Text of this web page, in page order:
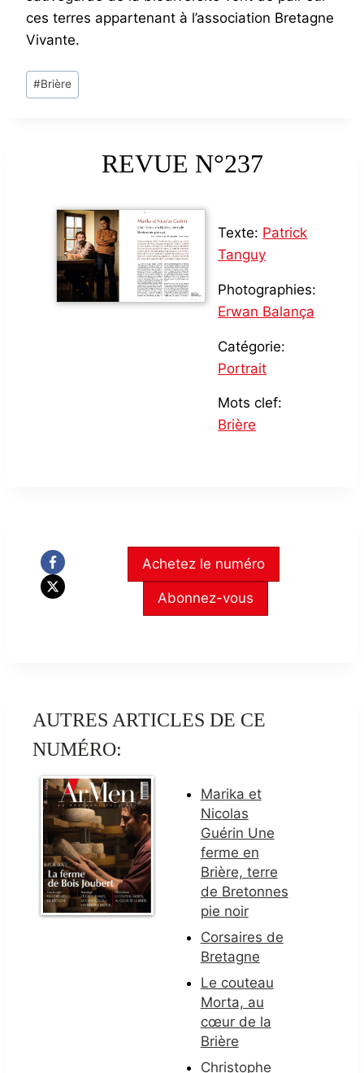
ces terres appartenant à l’association Bretagne
Vivante.
Post
Tags:
#Brière
REVUE N°237
Texte: Patrick
Tanguy
Photographies:
Erwan Balança
Catégorie:
Portrait
Mots clef:
Brière
Achetez le numéro
Abonnez-vous
AUTRES ARTICLES DE CE
NUMÉRO:
Marika et
Nicolas
Guérin Une
ferme en
Brière, terre
de Bretonnes
pie noir
Corsaires de
Bretagne
Le couteau
Morta, au
cœur de la
Brière
Christophe